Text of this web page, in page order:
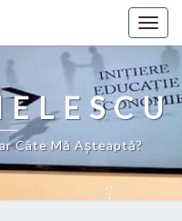
Câte Mă Aşteaptă?